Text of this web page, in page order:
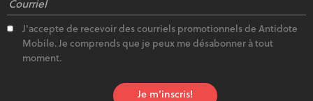
J'accepte de recevoir des courriels promotionnels de Antidote
Mobile. Je comprends que je peux me désabonner à tout
moment.
Je m’inscris!